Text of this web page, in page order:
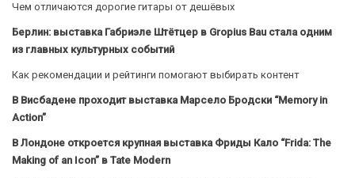
Чем отличаются дорогие гитары от дешёвых
Берлин: выставка Габриэле Штётцер в Gropius Bau стала одним
из главных культурных событий
Как рекомендации и рейтинги помогают выбирать контент
В Висбадене проходит выставка Марсело Бродски “Memory in
Action”
В Лондоне откроется крупная выставка Фриды Кало “Frida: The
Making of an Icon” в Tate Modern